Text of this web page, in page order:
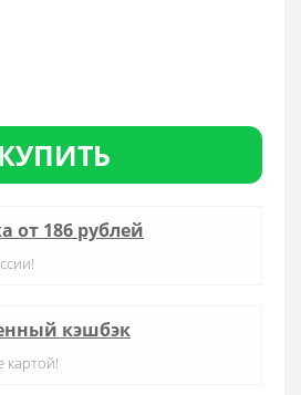
КУПИТЬ
от 186 рублей
кэшбэк
картой!